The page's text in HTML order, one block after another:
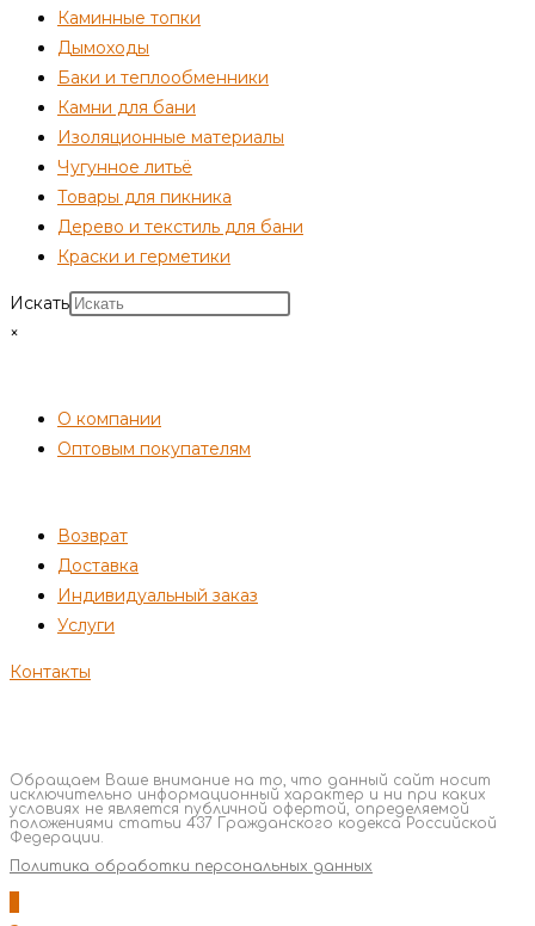
Каминные топки
Дымоходы
Баки и теплообменники
Камни для бани
Изоляционные материалы
Чугунное литьё
Товары для пикника
Дерево и текстиль для бани
Краски и герметики
Искать
×
О компании
Оптовым покупателям
Возврат
Доставка
Индивидуальный заказ
Услуги
Контакты
Обращаем Ваше внимание на то, что данный сайт носит
исключительно информационный характер и ни при каких
условиях не является публичной офертой, определяемой
положениями статьи 437 Гражданского кодекса Российской
Федерации.
Политика обработки персональных данных